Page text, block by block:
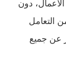
دون
التعامل
عن جميع